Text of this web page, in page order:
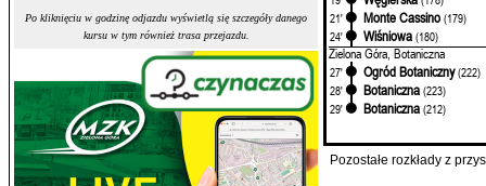
Po kliknięciu w godzinę odjazdu wyświetlą się szczegóły danego
kursu w tym również trasa przejazdu.
21'
Monte Cassino (179)
24'
Wiśniowa (180)
Zielona Góra, Botaniczna
27' Ogród Botaniczny (222)
28'
Botaniczna (223)
29'
Botaniczna (212)
Pozostałe rozkłady z